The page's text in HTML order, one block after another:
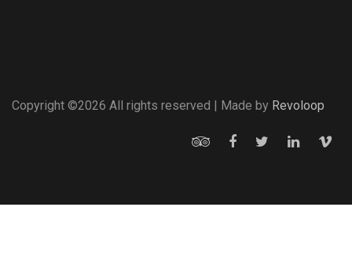
Copyright ©2026 All rights reserved | Made by Revoloop